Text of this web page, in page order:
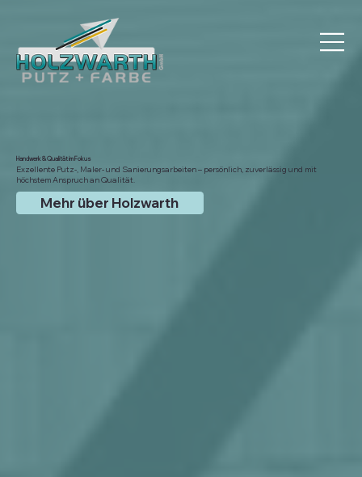
Handwerk & Qualität im Fokus
Exzellente Putz-, Maler- und Sanierungsarbeiten – persönlich, zuverlässig und mit
höchstem Anspruch an Qualität.
Mehr über Holzwarth